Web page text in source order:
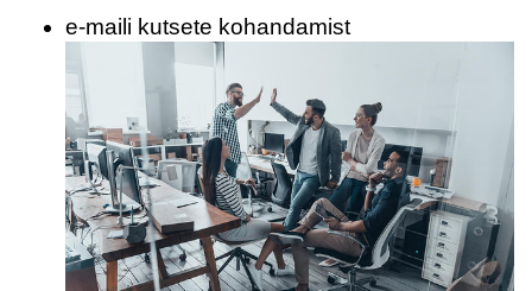
e-maili kutsete kohandamist